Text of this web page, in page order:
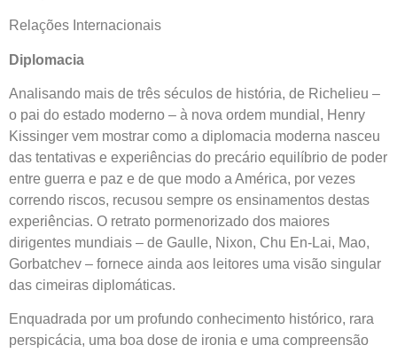
Relações Internacionais
Diplomacia
Analisando mais de três séculos de história, de Richelieu –
o pai do estado moderno – à nova ordem mundial, Henry
Kissinger vem mostrar como a diplomacia moderna nasceu
das tentativas e experiências do precário equilíbrio de poder
entre guerra e paz e de que modo a América, por vezes
correndo riscos, recusou sempre os ensinamentos destas
experiências. O retrato pormenorizado dos maiores
dirigentes mundiais – de Gaulle, Nixon, Chu En-Lai, Mao,
Gorbatchev – fornece ainda aos leitores uma visão singular
das cimeiras diplomáticas.
Enquadrada por um profundo conhecimento histórico, rara
perspicácia, uma boa dose de ironia e uma compreensão